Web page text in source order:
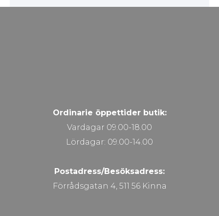
Ordinarie öppettider butik:
Vardagar 09.00-18.00
Lördagar: 09.00-14.00
Postadress/Besöksadress:
Förrådsgatan 4, 511 56 Kinna